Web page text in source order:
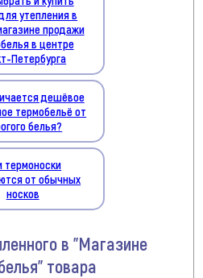
утепления в
продажи
в центре
Петербурга
дешёвое
термобельё от
белья?
термоноски
от обычных
носков
в "Магазине
товара